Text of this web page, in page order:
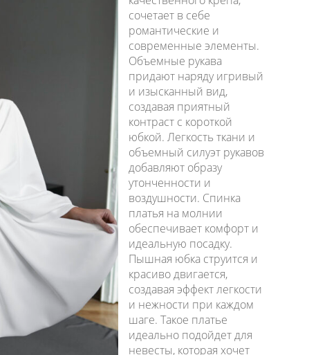
сочетает в себе
романтические и
современные элементы.
Объемные рукава
придают наряду игривый
и изысканный вид,
создавая приятный
контраст с короткой
юбкой. Легкость ткани и
объемный силуэт рукавов
добавляют образу
утонченности и
воздушности. Спинка
платья на молнии
обеспечивает комфорт и
идеальную посадку.
Пышная юбка струится и
красиво двигается,
создавая эффект легкости
и нежности при каждом
шаге. Такое платье
идеально подойдет для
невесты, которая хочет